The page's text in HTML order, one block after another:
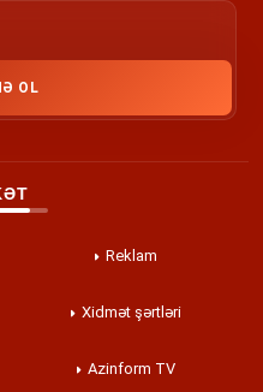
OL
Reklam
Xidmət şərtləri
Azinform TV